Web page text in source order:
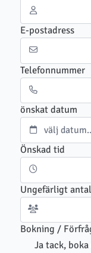
E-postadress
Telefonnummer
önskat datum
Önskad tid
Ungefärligt
Bokning /
Ja tack,